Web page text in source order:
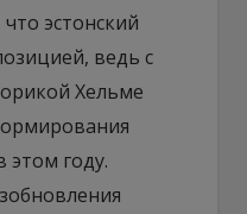
эстонский
ведь с
Хельме
этом году.